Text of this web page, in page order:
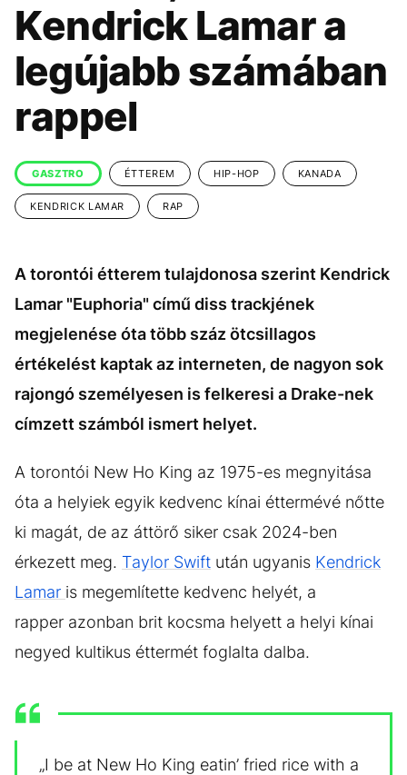
ÉLETMÓD DESIGN
BESZÉLGETÉSEK ARCOK
VIDEÓ
Kendrick Lamar a
legújabb számában
rappel
GASZTRO ÉTTEREM HIP-HOP KANADA
KENDRICK LAMAR RAP
A torontói étterem tulajdonosa szerint Kendrick
Lamar "Euphoria" című diss trackjének
megjelenése óta több száz ötcsillagos
értékelést kaptak az interneten, de nagyon sok
rajongó személyesen is felkeresi a Drake-nek
címzett számból ismert helyet.
A torontói New Ho King az 1975-es megnyitása
óta a helyiek egyik kedvenc kínai éttermévé nőtte
ki magát, de az áttörő siker csak 2024-ben
érkezett meg. Taylor Swift után ugyanis Kendrick
Lamar is megemlítette kedvenc helyét, a
rapper azonban brit kocsma helyett a helyi kínai
negyed kultikus éttermét foglalta dalba.
„I be at New Ho King eatin’ fried rice with a